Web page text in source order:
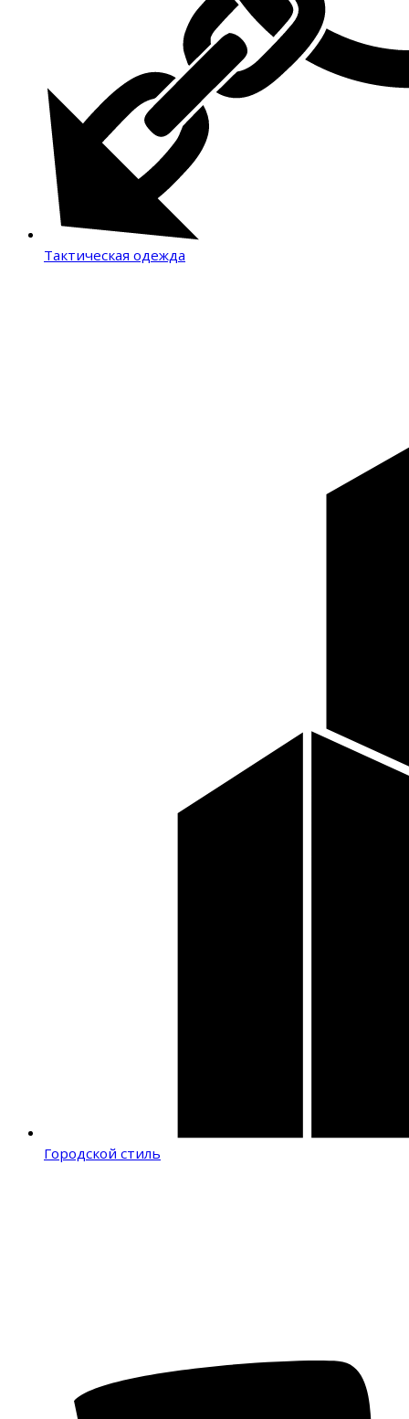
Тактическая одежда
Городской стиль